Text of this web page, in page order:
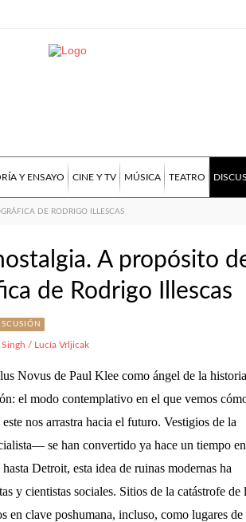
Y ENSAYO CINE Y TV MÚSICA TEATRO
DE RODRIGO ILLESCAS
A propósito
de Rodrigo Illescas
/ Lucía Vrljicak
Novus de Paul Klee como ángel de la historia
el modo contemplativo en el que vemos
nos arrastra hacia el futuro. Vestigios de la
— se han convertido ya hace un tiempo en
Detroit, esta idea de ruinas modernas ha
y cientistas sociales. Sitios de la catástrofe de
en clave poshumana, incluso, como lugares de